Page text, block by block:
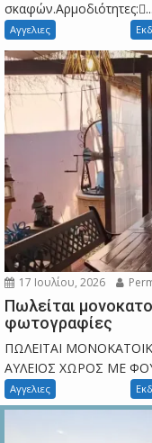
σκαφών.Αρμοδιότητες:...
Αγγελιες
17 Ιουλίου, 2026
Πωλείται
φωτογραφίες
ΠΩΛΕΙΤΑΙ
ΑΥΛΕΙΟΣ ΧΩΡΟΣ ΜΕ
Αγγελιες